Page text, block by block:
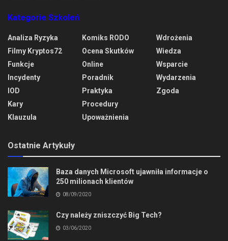
Kategorie Szkoleń
Analiza Ryzyka
Filmy Kryptos72
Funkcje
Incydenty
IOD
Kary
Klauzula
Komiks RODO
Ocena Skutków
Online
Poradnik
Praktyka
Procedury
Upoważnienia
Wdrożenia
Wiedza
Wsparcie
Wydarzenia
Zgoda
Ostatnie Artykuły
Baza danych Microsoft ujawniła informacje o
250 milionach klientów
08/09/2020
Czy należy zniszczyć Big Tech?
03/06/2020